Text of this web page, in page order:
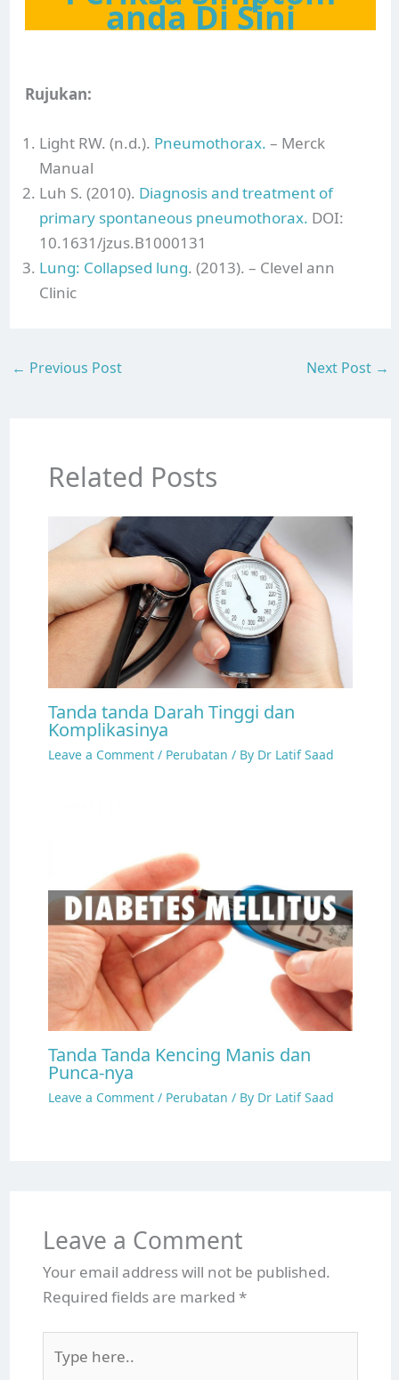
anda Di Sini
Rujukan:
Light RW. (n.d.). Pneumothorax. – Merck
Manual
Luh S. (2010). Diagnosis and treatment of
primary spontaneous pneumothorax. DOI:
10.1631/jzus.B1000131
Lung: Collapsed lung. (2013). – Clevel ann
Clinic
← Previous Post Next Post →
Related Posts
Tanda tanda Darah Tinggi dan
Komplikasinya
Leave a Comment / Perubatan / By Dr Latif Saad
Tanda Tanda Kencing Manis dan
Punca-nya
Leave a Comment / Perubatan / By Dr Latif Saad
Leave a Comment
Your email address will not be published.
Required fields are marked *
here..